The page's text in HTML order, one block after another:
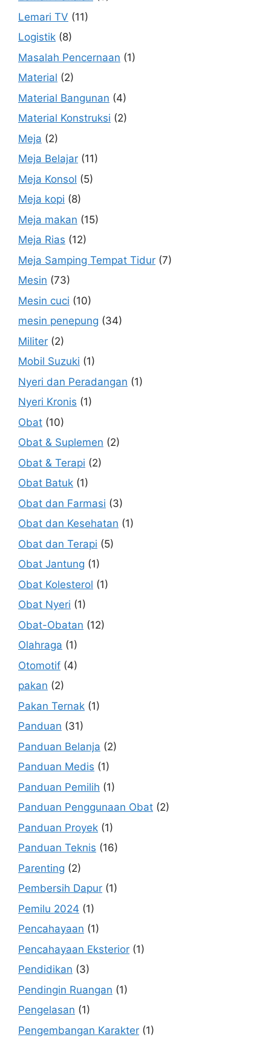
Lemari TV (11)
Logistik (8)
Masalah Pencernaan (1)
Material (2)
Material Bangunan (4)
Material Konstruksi (2)
Meja (2)
Meja Belajar (11)
Meja Konsol (5)
Meja kopi (8)
Meja makan (15)
Meja Rias (12)
Meja Samping Tempat Tidur (7)
Mesin (73)
Mesin cuci (10)
mesin penepung (34)
Militer (2)
Mobil Suzuki (1)
Nyeri dan Peradangan (1)
Nyeri Kronis (1)
Obat (10)
Obat & Suplemen (2)
Obat & Terapi (2)
Obat Batuk (1)
Obat dan Farmasi (3)
Obat dan Kesehatan (1)
Obat dan Terapi (5)
Obat Jantung (1)
Obat Kolesterol (1)
Obat Nyeri (1)
Obat-Obatan (12)
Olahraga (1)
Otomotif (4)
pakan (2)
Pakan Ternak (1)
Panduan (31)
Panduan Belanja (2)
Panduan Medis (1)
Panduan Pemilih (1)
Panduan Penggunaan Obat (2)
Panduan Proyek (1)
Panduan Teknis (16)
Parenting (2)
Pembersih Dapur (1)
Pemilu 2024 (1)
Pencahayaan (1)
Pencahayaan Eksterior (1)
Pendidikan (3)
Pendingin Ruangan (1)
Pengelasan (1)
Pengembangan Karakter (1)